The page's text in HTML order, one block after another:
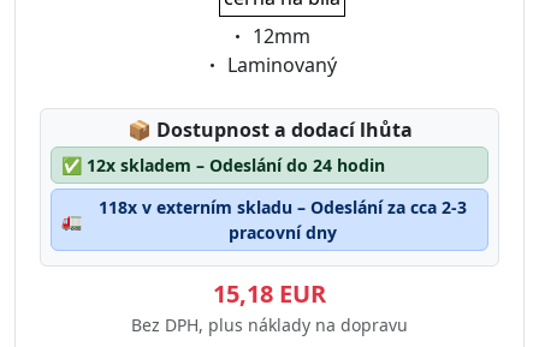
Eigenschaft:
12mm
Eigenschaft:
Laminovaný
📦 Lagerstatus:
Dostupnost a dodací lhůta
✅ 12x skladem – Odeslání do 24 hodin
🚛
118x v externím skladu – Odeslání za cca 2-3
pracovní dny
15,18 EUR
Bez DPH, plus náklady na dopravu